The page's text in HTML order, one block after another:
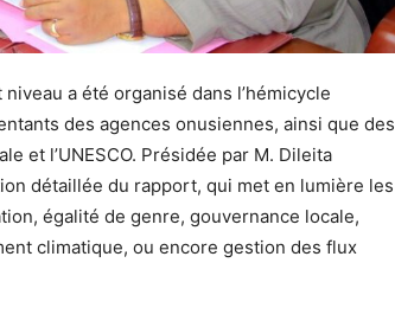
a été organisé dans l’hémicycle
des agences onusiennes, ainsi que des
et l’UNESCO. Présidée par M. Dileita
détaillée du rapport, qui met en lumière les
égalité de genre, gouvernance locale,
climatique, ou encore gestion des flux